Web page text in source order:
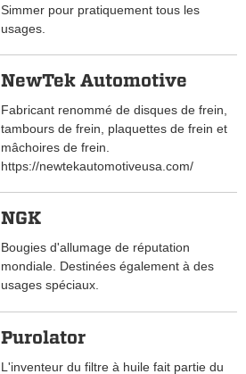
Simmer pour pratiquement tous les
usages.
NewTek Automotive
Fabricant renommé de disques de frein,
tambours de frein, plaquettes de frein et
mâchoires de frein.
https://newtekautomotiveusa.com/
NGK
Bougies d'allumage de réputation
mondiale. Destinées également à des
usages spéciaux.
Purolator
L'inventeur du filtre à huile fait partie du